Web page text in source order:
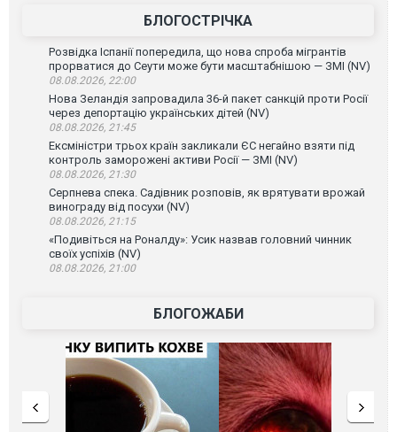
БЛОГОСТРІЧКА
Розвідка Іспанії попередила, що нова спроба мігрантів
прорватися до Сеути може бути масштабнішою — ЗМІ (NV)
08.08.2026, 22:00
Нова Зеландія запровадила 36-й пакет санкцій проти Росії
через депортацію українських дітей (NV)
08.08.2026, 21:45
Ексміністри трьох країн закликали ЄС негайно взяти під
контроль заморожені активи Росії — ЗМІ (NV)
08.08.2026, 21:30
Серпнева спека. Садівник розповів, як врятувати врожай
винограду від посухи (NV)
08.08.2026, 21:15
«Подивіться на Роналду»: Усик назвав головний чинник
своїх успіхів (NV)
08.08.2026, 21:00
БЛОГОЖАБИ